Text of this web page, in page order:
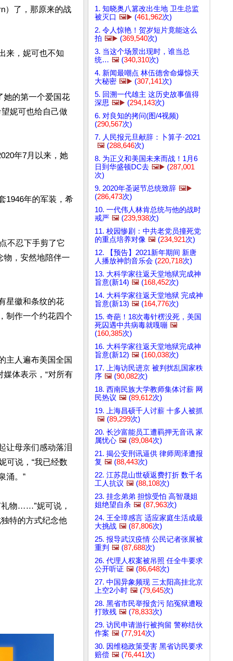
）了，那原来的战
来，妮可也不知
她的第一个爱国花
妮可也给自己做
年7月以来，她
1946年的军装，希
不忍下手剪了它
物，安然地陪伴一
星徽和条纹的花
制作一个约花四个
主人遍布美国全国
媒体表示，“对所有
让母亲们感动落泪
可说，“我已经数
涌。”
礼物……”妮可说，
特的方式纪念他
1. 知晓奥八篡改出生地 卫生总监
被灭口 🖼️▶️ (461,962次)
2. 令人惊艳！贺岁短片竟能这么
拍 🖼️▶️ (369,540次)
3. 当这个场景出现时，谁当总
统… 🖼️ (340,310次)
4. 新闻最嘲点 林伍德舍命爆惊天
大秘密 🖼️▶️ (307,141次)
5. 回溯一代雄主 这历史故事值得
深思 🖼️▶️ (294,143次)
6. 对良知的拷问(图/4视频)
(290,567次)
7. 人民报元旦献辞：卜算子·2021
🖼️ (288,646次)
8. 为正义和美国未来而战！1月6
日到华盛顿DC去 🖼️▶️ (287,001
次)
9. 2020年圣诞节总统致辞 🖼️▶️
(286,473次)
10. 一代伟人林肯总统与他的战时
戒严 🖼️ (239,938次)
11. 校园惨剧：中共老党员撞死党
的重点培养对像 🖼️ (234,921次)
12. 【预告】2021新年期间 新唐
人播放神韵音乐会 (220,718次)
13. 大科学家往返天堂地狱完成神
旨意(新14) 🖼️ (168,452次)
14. 大科学家往返天堂地狱 完成神
旨意(新13) 🖼️ (164,776次)
15. 奇葩！18次毒针楞没死，美国
死囚遇中共病毒就嘎嘣 🖼️
(160,385次)
16. 大科学家往返天堂地狱完成神
旨意(新12) 🖼️ (160,038次)
17. 上海访民进京 被判扰乱国家秩
序 🖼️ (90,082次)
18. 西南民族大学教师集体讨薪 网
民热议 🖼️ (89,612次)
19. 上海昌硕千人讨薪 十多人被抓
🖼️ (89,299次)
20. 长沙富能员工遭羁押无音讯 家
属忧心 🖼️ (89,084次)
21. 揭公安刑讯逼供 律师周泽遭报
复 🖼️ (88,443次)
22. 江苏昆山世硕返费打折 数千名
工人抗议 🖼️ (88,108次)
23. 挂念弟弟 担惊受怕 高智晟姐
姐绝望自杀 🖼️ (87,963次)
24. 王全璋感言 适应家庭生活成最
大挑战 🖼️ (87,806次)
25. 报导武汉疫情 公民记者张展被
重判 🖼️ (87,688次)
26. 代理人权案被吊照 任全牛要求
公开听证 🖼️ (86,648次)
27. 中国异象频现 三太阳高挂北京
上空2小时 🖼️ (79,645次)
28. 黑省市民举报贪污 陷冤狱遭殴
打致残 🖼️ (78,833次)
29. 访民申请游行被拘留 警称结伙
作案 🖼️ (77,914次)
30. 因维稳政策受害 黑省访民要求
赔偿 🖼️ (76,441次)